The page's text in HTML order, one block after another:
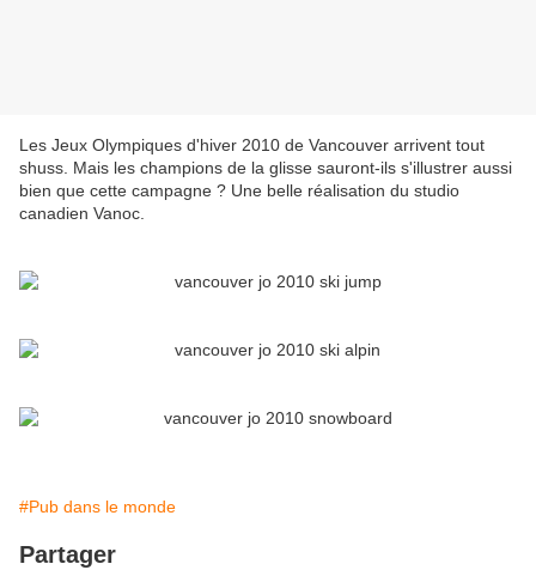
Les Jeux Olympiques d'hiver 2010 de Vancouver arrivent tout
shuss. Mais les champions de la glisse sauront-ils s'illustrer aussi
bien que cette campagne ? Une belle réalisation du studio
canadien Vanoc.
#Pub dans le monde
Partager